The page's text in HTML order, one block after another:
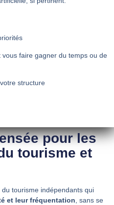
faire gagner du temps ou de
structure
pour les
tourisme et
tourisme indépendants qui
et leur fréquentation, sans se